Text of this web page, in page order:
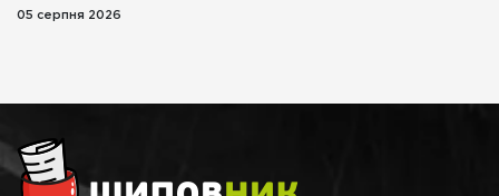
05 серпня 2026